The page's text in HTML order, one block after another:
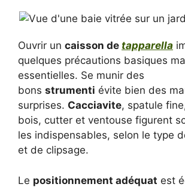
Ouvrir un caisson de tapparella
quelques précautions basiques
essentielles. Se munir des
bons strumenti évite bien des
surprises. Cacciavite, spatule
bois, cutter et ventouse figurent
les indispensables, selon le type
et de clipsage.
Le positionnement adéquat est